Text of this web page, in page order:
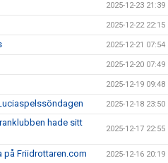
2025-12-23 21:39
2025-12-22 22:15
2025-12-21 07:54
2025-12-20 07:49
2025-12-19 09:48
2025-12-18 23:50
hade sitt
2025-12-17 22:55
på Friidrottaren.com 2025-12-16 20:19